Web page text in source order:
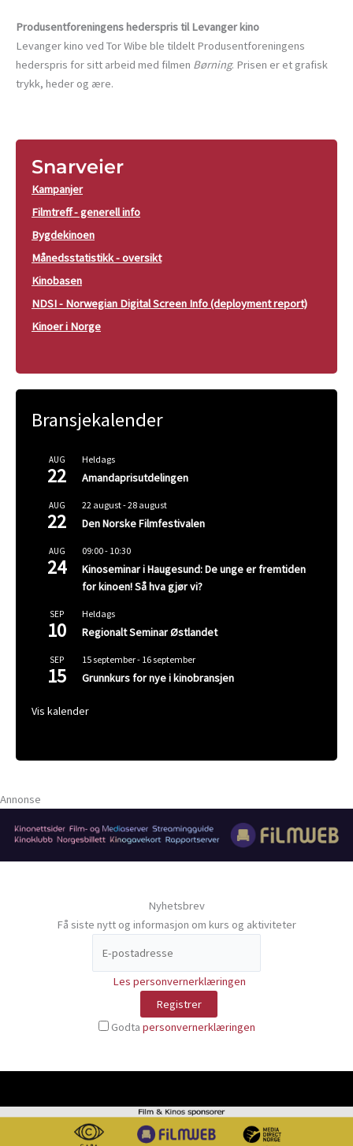
Produsentforeningens hederspris til Levanger kino
Levanger kino ved Tor Wibe ble tildelt Produsentforeningens
hederspris for sitt arbeid med filmen Børning. Prisen er et grafisk
trykk, heder og ære.
Snarveier
Kampanjer
Filmtreff - generell info
Bygdekinoen
Månedsstatistikk - oversikt
Kinobasen
NDSI - Norwegian Digital Screen Info (deployment report)
Kinoer i Norge
Bransjekalender
AUG
22
Heldags
Amandaprisutdelingen
AUG
22
22 august-28 august
Den Norske Filmfestivalen
AUG
24
09:00- 10:30
Kinoseminar i Haugesund: De unge er fremtiden
for kinoen! Så hva gjør vi?
SEP
10
Heldags
Regionalt Seminar Østlandet
SEP
15
15 september- 16 september
Grunnkurs for nye i kinobransjen
Vis kalender
Annonse
Nyhetsbrev
Få siste nytt og informasjon om kurs og aktiviteter
Les personvernerklæringen
Godta personvernerklæringen